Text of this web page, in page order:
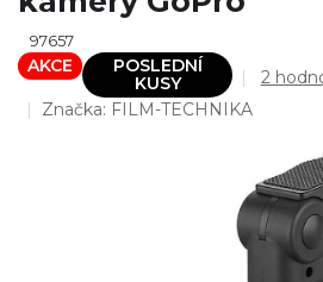
97657
AKCE
POSLEDNÍ
KUSY
z
5
2
Značka: FILM-TECHNIKA